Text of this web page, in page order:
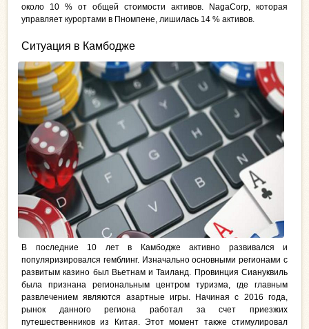
около 10 % от общей стоимости активов. NagaCorp, которая
управляет курортами в Пномпене, лишилась 14 % активов.
Ситуация в Камбодже
В последние 10 лет в Камбодже активно развивался и
популяризировался гемблинг. Изначально основными регионами с
развитым казино был Вьетнам и Таиланд. Провинция Сиануквиль
была признана региональным центром туризма, где главным
развлечением являются азартные игры. Начиная с 2016 года,
рынок данного региона работал за счет приезжих
путешественников из Китая. Этот момент также стимулировал